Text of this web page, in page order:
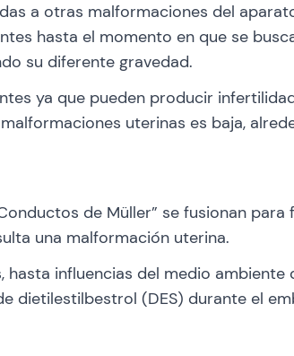
a otras malformaciones del
hasta el momento en que se
su diferente gravedad.
ya que pueden producir
uterinas es baja,
de Müller” se fusionan
una malformación uterina.
influencias del medio
(DES) durante el